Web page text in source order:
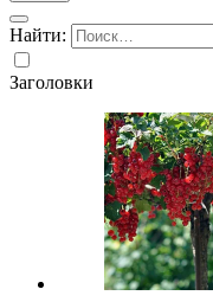
Найти:
Заголовки